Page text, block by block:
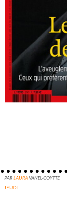
PARLAURAVANEL-COYTTE
JEUDI